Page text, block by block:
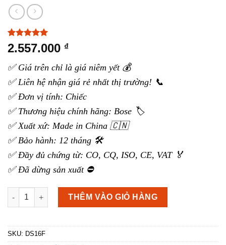
5.00trên 5
dựa trên
3
2.557.000 ₫
✅ Giá trên chỉ là giá niêm yết 💰
✅ Liên hệ nhận giá rẻ nhất thị trường! 📞
✅ Đơn vị tính: Chiếc
✅ Thương hiệu chính hãng: Bose 🏷️
✅ Xuất xứ: Made in China 🇨🇳
✅ Bảo hành: 12 tháng 🛠️
✅ Đầy đủ chứng từ: CO, CQ, ISO, CE, VAT 🏅
✅ Đã dừng sản xuất ⛔
Loa Âm Trần Bose DS 16F số lượng
THÊM VÀO GIỎ HÀNG
SKU: DS16F